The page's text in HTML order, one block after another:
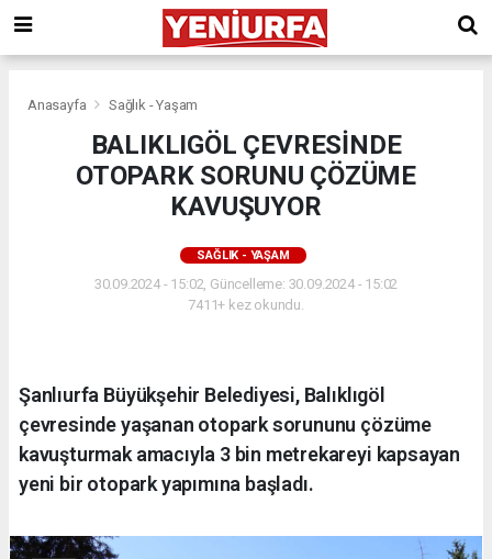
Anasayfa Sağlık - Yaşam
BALIKLIGÖL ÇEVRESİNDE
OTOPARK SORUNU ÇÖZÜME
KAVUŞUYOR
SAĞLIK - YAŞAM
30.09.2024 - 15:02, Güncelleme: 30.09.2024 - 15:02
7411+ kez okundu.
Şanlıurfa Büyükşehir Belediyesi, Balıklıgöl
çevresinde yaşanan otopark sorununu çözüme
kavuşturmak amacıyla 3 bin metrekareyi kapsayan
yeni bir otopark yapımına başladı.